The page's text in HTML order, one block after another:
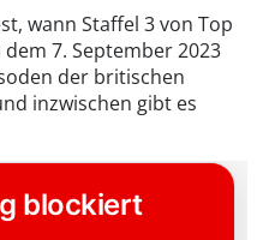
wann Staffel 3 von Top
7. September 2023
der britischen
inzwischen gibt es